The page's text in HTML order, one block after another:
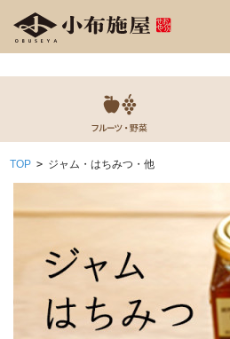
TOP > ジャム・はちみつ・他